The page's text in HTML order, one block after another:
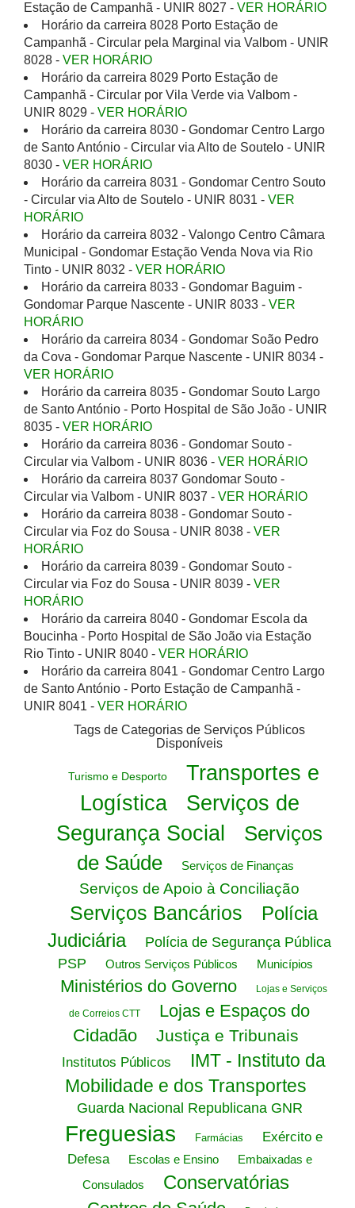
Estação de Campanhã - UNIR 8027 - VER HORÁRIO
Horário da carreira 8028 Porto Estação de
Campanhã - Circular pela Marginal via Valbom - UNIR
8028 - VER HORÁRIO
Horário da carreira 8029 Porto Estação de
Campanhã - Circular por Vila Verde via Valbom -
UNIR 8029 - VER HORÁRIO
Horário da carreira 8030 - Gondomar Centro Largo
de Santo António - Circular via Alto de Soutelo - UNIR
8030 - VER HORÁRIO
Horário da carreira 8031 - Gondomar Centro Souto
- Circular via Alto de Soutelo - UNIR 8031 - VER
HORÁRIO
Horário da carreira 8032 - Valongo Centro Câmara
Municipal - Gondomar Estação Venda Nova via Rio
Tinto - UNIR 8032 - VER HORÁRIO
Horário da carreira 8033 - Gondomar Baguim -
Gondomar Parque Nascente - UNIR 8033 - VER
HORÁRIO
Horário da carreira 8034 - Gondomar Soão Pedro
da Cova - Gondomar Parque Nascente - UNIR 8034 -
VER HORÁRIO
Horário da carreira 8035 - Gondomar Souto Largo
de Santo António - Porto Hospital de São João - UNIR
8035 - VER HORÁRIO
Horário da carreira 8036 - Gondomar Souto -
Circular via Valbom - UNIR 8036 - VER HORÁRIO
Horário da carreira 8037 Gondomar Souto -
Circular via Valbom - UNIR 8037 - VER HORÁRIO
Horário da carreira 8038 - Gondomar Souto -
Circular via Foz do Sousa - UNIR 8038 - VER
HORÁRIO
Horário da carreira 8039 - Gondomar Souto -
Circular via Foz do Sousa - UNIR 8039 - VER
HORÁRIO
Horário da carreira 8040 - Gondomar Escola da
Boucinha - Porto Hospital de São João via Estação
Rio Tinto - UNIR 8040 - VER HORÁRIO
Horário da carreira 8041 - Gondomar Centro Largo
de Santo António - Porto Estação de Campanhã -
UNIR 8041 - VER HORÁRIO
Tags de Categorias de Serviços Públicos
Disponíveis
Turismo e Desporto
Transportes e
Logística
Serviços de
Segurança Social
Serviços
de Saúde
Serviços de Finanças
Serviços de Apoio à Conciliação
Serviços Bancários
Polícia
Judiciária
Polícia de Segurança Pública
PSP
Outros Serviços Públicos Municípios
Ministérios do Governo Lojas e Serviços
de Correios CTT
Lojas e Espaços do
Cidadão
Justiça e Tribunais
Institutos Públicos
IMT - Instituto da
Mobilidade e dos Transportes
Guarda Nacional Republicana GNR
Freguesias Farmácias
Exército e
Defesa
Escolas e Ensino
Embaixadas e
Consulados
Conservatórias